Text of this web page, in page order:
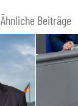
Ähnliche Beiträge